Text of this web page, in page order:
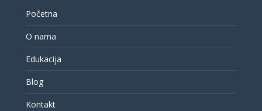
Početna
O nama
Edukacija
Blog
Kontakt